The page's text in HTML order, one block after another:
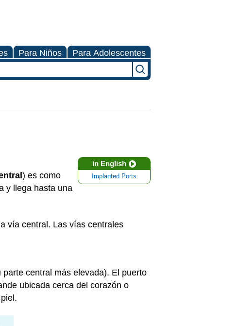
Para Niños Para Adolescentes
in English
Implanted Ports
) es como
y llega hasta una
vía central. Las vías centrales
central más elevada). El puerto
ubicada cerca del corazón o